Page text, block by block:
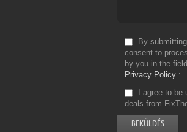
By
consent to
by you in the
Privacy Policy
I agree to be
deals from